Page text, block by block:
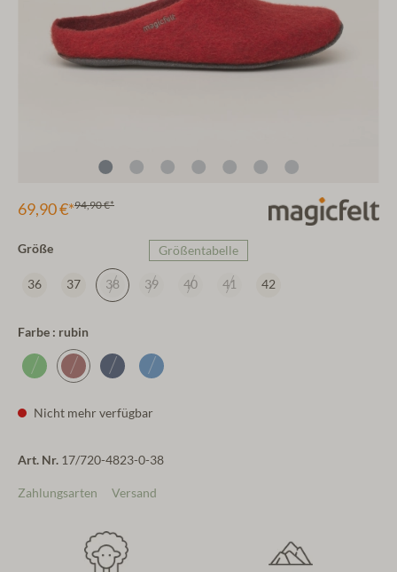
69,90 €*94,90 €*
Größe Größentabelle
36 37 38 39 40 41 42
Farbe : rubin
Nicht mehr verfügbar
Art. Nr. 17/720-4823-0-38
Zahlungsarten Versand